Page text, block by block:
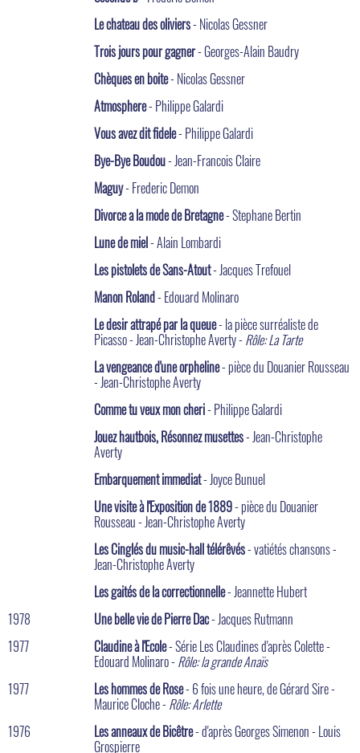
Le chateau des oliviers- Nicolas Gessner
Trois jours pour gagner- Georges-Alain Baudry
Chèques en boite- Nicolas Gessner
Atmosphere- Philippe Galardi
Vous avez dit fidele- Philippe Galardi
Bye-Bye Boudou- Jean-Francois Claire
Maguy- Frederic Demon
Divorce a la mode de Bretagne- Stephane Bertin
Lune de miel- Alain Lombardi
Les pistolets de Sans-Atout- Jacques Trefouel
Manon Roland- Edouard Molinaro
Le desir attrapé par la queue- la pièce surréaliste de
Picasso - Jean-Christophe Averty - Rôle: La Tarte
La vengeance d'une orpheline- pièce du Douanier Rousseau
- Jean-Christophe Averty
Comme tu veux mon cheri- Philippe Galardi
Jouez hautbois, Résonnez musettes- Jean-Christophe
Averty
Embarquement immediat- Joyce Bunuel
Une visite à l'Exposition de 1889- pièce du Douanier
Rousseau - Jean-Christophe Averty
Les Cinglés du music-hall télérêvés- vatiétés chansons -
Jean-Christophe Averty
Les gaités de la correctionnelle- Jeannette Hubert
1978
Une belle vie de Pierre Dac- Jacques Rutmann
1977
Claudine à l'Ecole- Série Les Claudines d'après Colette -
Edouard Molinaro - Rôle: la grande Anaïs
1977
Les hommes de Rose- 6 fois une heure, de Gérard Sire -
Maurice Cloche - Rôle: Arlette
1976
Les anneaux de Bicêtre- d'après Georges Simenon - Louis
Grospierre